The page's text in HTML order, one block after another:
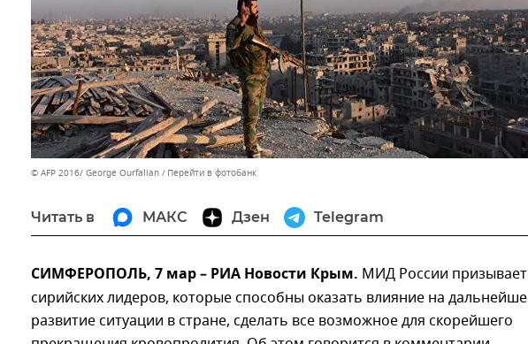
© AFP 2016/ George Ourfalian Перейти в фотобанк
Читать в МАКС Дзен Telegram
СИМФЕРОПОЛЬ, 7 мар – РИА Новости Крым. МИД России призывает
сирийских лидеров, которые способны оказать влияние на
развитие ситуации в стране, сделать все возможное для скорейшего